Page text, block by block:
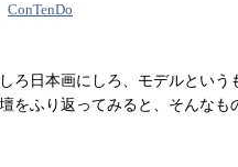
ConTenDo
ろ日本画にしろ、モデルという
をふり返ってみると、そんなも